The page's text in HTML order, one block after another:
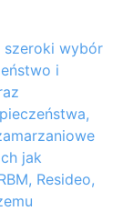
szeroki wybór
i
jak
Resideo,